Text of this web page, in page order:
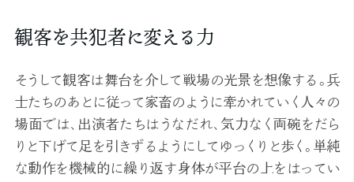
観客を共犯者に変える力
そうして観客は舞台を介して戦場の光景を想像する。兵
士たちのあとに従って家畜のように牽かれていく人々の
場面では、出演者たちはうなだれ、気力なく両碗をだら
りと下げて足を引きずるようにしてゆっくりと歩く。単純
な動作を機械的に繰り返す身体が平台の上をはってい